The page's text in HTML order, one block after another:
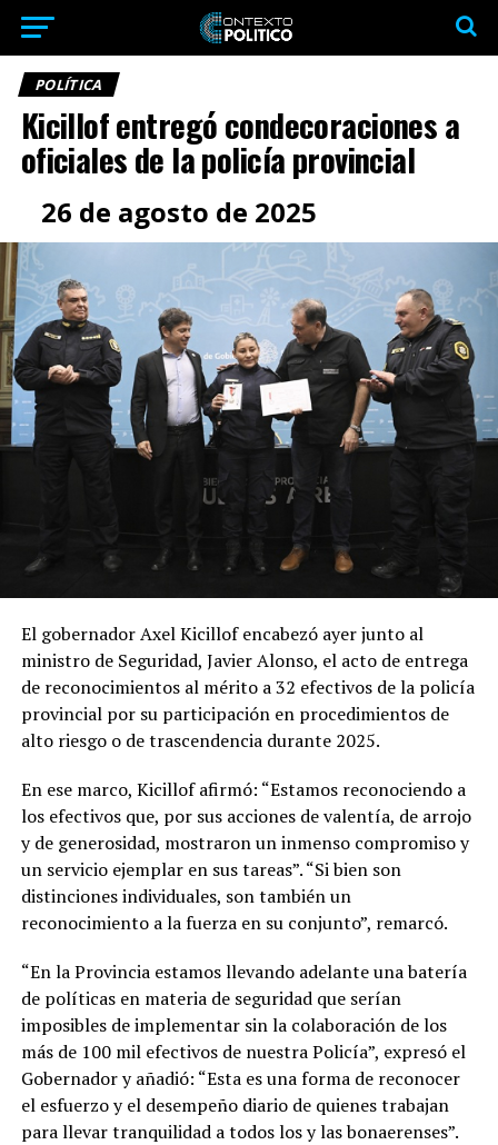
POLÍTICA
Kicillof entregó condecoraciones a
oficiales de la policía provincial
26 de agosto de 2025
El gobernador Axel Kicillof encabezó ayer junto al
ministro de Seguridad, Javier Alonso, el acto de entrega
de reconocimientos al mérito a 32 efectivos de la policía
provincial por su participación en procedimientos de
alto riesgo o de trascendencia durante 2025.
En ese marco, Kicillof afirmó: “Estamos reconociendo a
los efectivos que, por sus acciones de valentía, de arrojo
y de generosidad, mostraron un inmenso compromiso y
un servicio ejemplar en sus tareas”. “Si bien son
distinciones individuales, son también un
reconocimiento a la fuerza en su conjunto”, remarcó.
“En la Provincia estamos llevando adelante una batería
de políticas en materia de seguridad que serían
imposibles de implementar sin la colaboración de los
más de 100 mil efectivos de nuestra Policía”, expresó el
Gobernador y añadió: “Esta es una forma de reconocer
el esfuerzo y el desempeño diario de quienes trabajan
para llevar tranquilidad a todos los y las bonaerenses”.